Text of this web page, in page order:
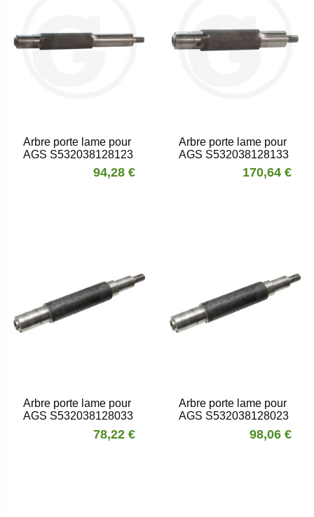
Arbre porte lame pour
AGS S532038128123
94,28 €
Arbre porte lame pour
AGS S532038128133
170,64 €
Arbre porte lame pour
AGS S532038128033
78,22 €
Arbre porte lame pour
AGS S532038128023
98,06 €